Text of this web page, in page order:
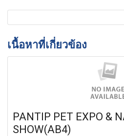
เนื้อหาที่เกี่ยวข้อง
PANTIP PET EXPO &
SHOW(AB4)